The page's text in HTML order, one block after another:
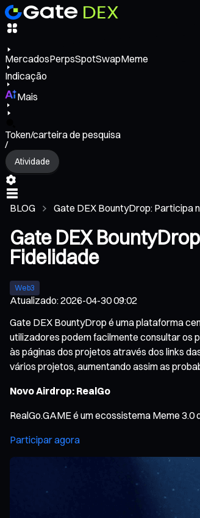
MercadosPerpsSpotSwapMeme
Indicação
Mais
Token/carteira de pesquisa
/
Atividade
BLOG Gate DEX BountyDrop: Participa
Gate DEX
Fidelidade
Web3
Atualizado:2026-04-30 09:02
Gate DEX BountyDrop é uma plataforma
utilizadores podem facilmente consultar os
às páginas dos projetos através dos links
vários projetos, aumentando assim as
Novo Airdrop: RealGo
RealGo.GAME é um ecossistema Meme 3.0
Participar agora